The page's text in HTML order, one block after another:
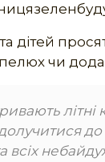
дітей
чи
до
всіх